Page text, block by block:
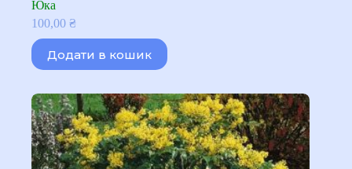
Юка
100,00 ₴
Додати в кошик